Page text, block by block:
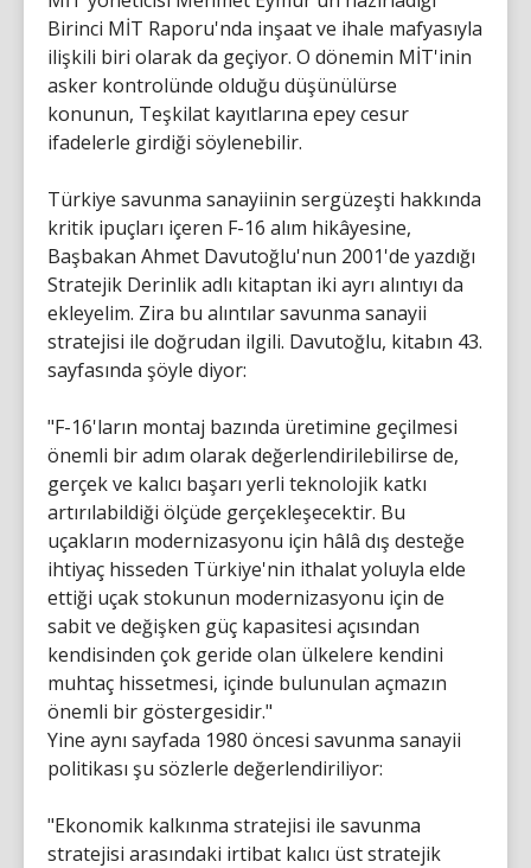
Birinci MİT Raporu'nda inşaat ve ihale mafyasıyla
ilişkili biri olarak da geçiyor. O dönemin MİT'inin
asker kontrolünde olduğu düşünülürse
konunun, Teşkilat kayıtlarına epey cesur
ifadelerle girdiği söylenebilir.
Türkiye savunma sanayiinin sergüzeşti hakkında
kritik ipuçları içeren F-16 alım hikâyesine,
Başbakan Ahmet Davutoğlu'nun 2001'de yazdığı
Stratejik Derinlik adlı kitaptan iki ayrı alıntıyı da
ekleyelim. Zira bu alıntılar savunma sanayii
stratejisi ile doğrudan ilgili. Davutoğlu, kitabın 43.
sayfasında şöyle diyor:
"F-16'ların montaj bazında üretimine geçilmesi
önemli bir adım olarak değerlendirilebilirse de,
gerçek ve kalıcı başarı yerli teknolojik katkı
artırılabildiği ölçüde gerçekleşecektir. Bu
uçakların modernizasyonu için hâlâ dış desteğe
ihtiyaç hisseden Türkiye'nin ithalat yoluyla elde
ettiği uçak stokunun modernizasyonu için de
sabit ve değişken güç kapasitesi açısından
kendisinden çok geride olan ülkelere kendini
muhtaç hissetmesi, içinde bulunulan açmazın
önemli bir göstergesidir."
Yine aynı sayfada 1980 öncesi savunma sanayii
politikası şu sözlerle değerlendiriliyor:
"Ekonomik kalkınma stratejisi ile savunma
stratejisi arasındaki irtibat kalıcı üst stratejik